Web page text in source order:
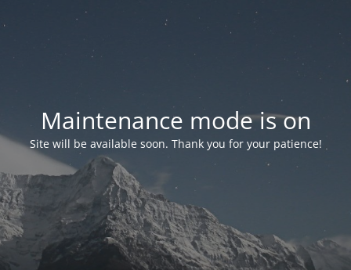
Maintenance mode is on
Site will be available soon. Thank you for your patience!